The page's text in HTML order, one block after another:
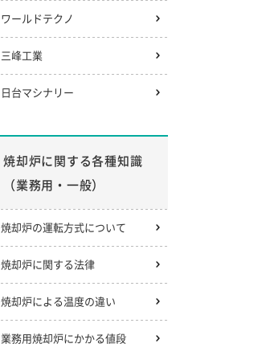
ワールドテクノ
三峰工業
日台マシナリー
焼却炉に関する各種知識
（業務用・一般）
焼却炉の運転方式について
焼却炉に関する法律
焼却炉による温度の違い
業務用焼却炉にかかる値段